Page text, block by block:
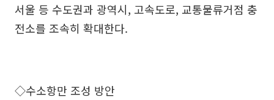
서울 등 수도권과 광역시, 고속도로, 교통물류거점 충
전소를 조속히 확대한다.
◇수소항만 조성 방안